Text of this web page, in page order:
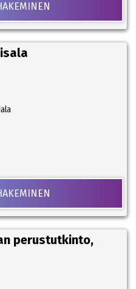
perustutkinto,